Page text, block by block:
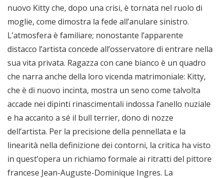
nuovo Kitty che, dopo una crisi, è tornata nel ruolo di
moglie, come dimostra la fede all’anulare sinistro.
L’atmosfera è familiare; nonostante l’apparente
distacco l’artista concede all’osservatore di entrare nella
sua vita privata. Ragazza con cane bianco è un quadro
che narra anche della loro vicenda matrimoniale: Kitty,
che è di nuovo incinta, mostra un seno come talvolta
accade nei dipinti rinascimentali indossa l’anello nuziale
e ha accanto a sé il bull terrier, dono di nozze
dell’artista. Per la precisione della pennellata e la
linearità nella definizione dei contorni, la critica ha visto
in quest’opera un richiamo formale ai ritratti del pittore
francese Jean-Auguste-Dominique Ingres. La